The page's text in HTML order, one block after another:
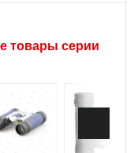
товары серии